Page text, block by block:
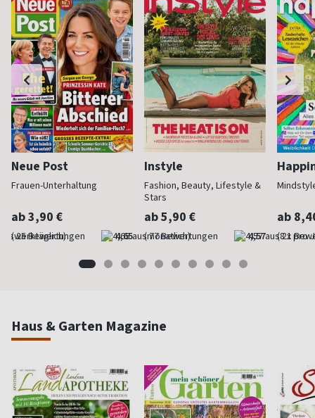
Neue Post
Frauen-Unterhaltung
ab 3,90 €
(werktäglich) 4,65
Instyle
Fashion, Beauty, Lifestyle &
Stars
ab 5,90 €
(monatlich) 4,57
ab
(8 x pro
Haus & Garten Magazine